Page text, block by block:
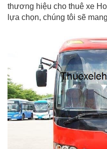
thương hiệu cho thuê xe
lựa chọn, chúng tôi sẽ